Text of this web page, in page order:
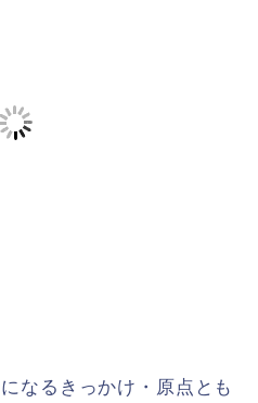
なるきっかけ・原点とも